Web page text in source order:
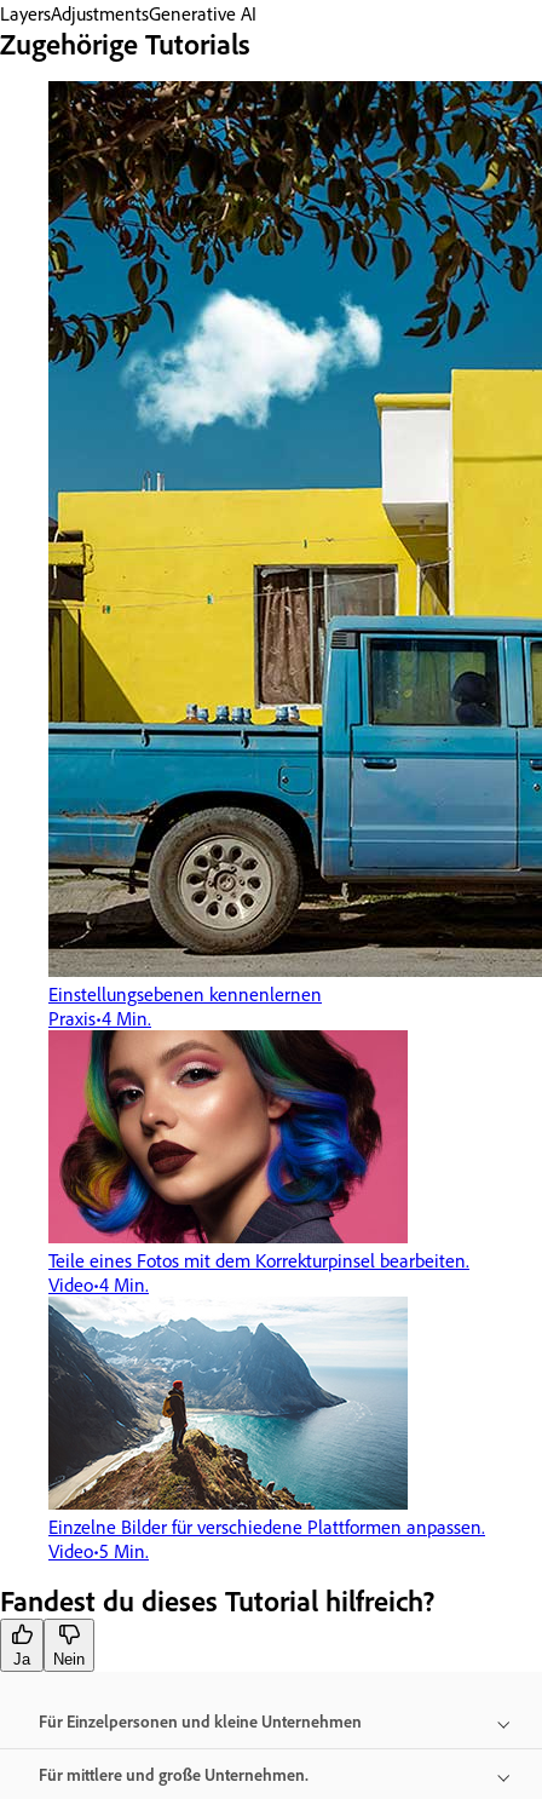
LayersAdjustmentsGenerative AI
Zugehörige Tutorials
Einstellungsebenen kennenlernen
Praxis 4 Min.
Teile eines Fotos mit dem Korrekturpinsel bearbeiten.
Video 4 Min.
Einzelne Bilder für verschiedene Plattformen anpassen.
Video 5 Min.
Fandest du dieses Tutorial hilfreich?
Ja Nein
Für Einzelpersonen und kleine Unternehmen
Für mittlere und große Unternehmen.